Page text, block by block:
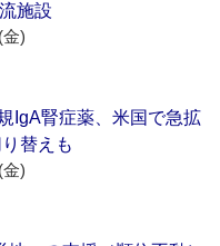
施設
)
IgA腎症薬、米国で急拡
替えも
)